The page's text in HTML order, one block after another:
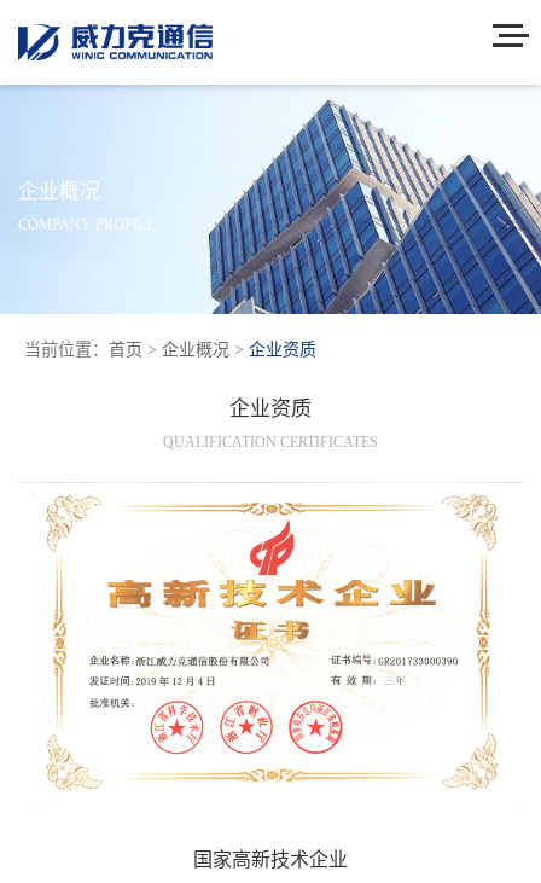
企业概况
COMPANY PROFILE
当前位置： 首页 > 企业概况 > 企业资质
企业资质
QUALIFICATION CERTIFICATES
国家高新技术企业